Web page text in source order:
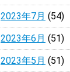
2023年7月 (54)
2023年6月 (51)
2023年5月 (51)